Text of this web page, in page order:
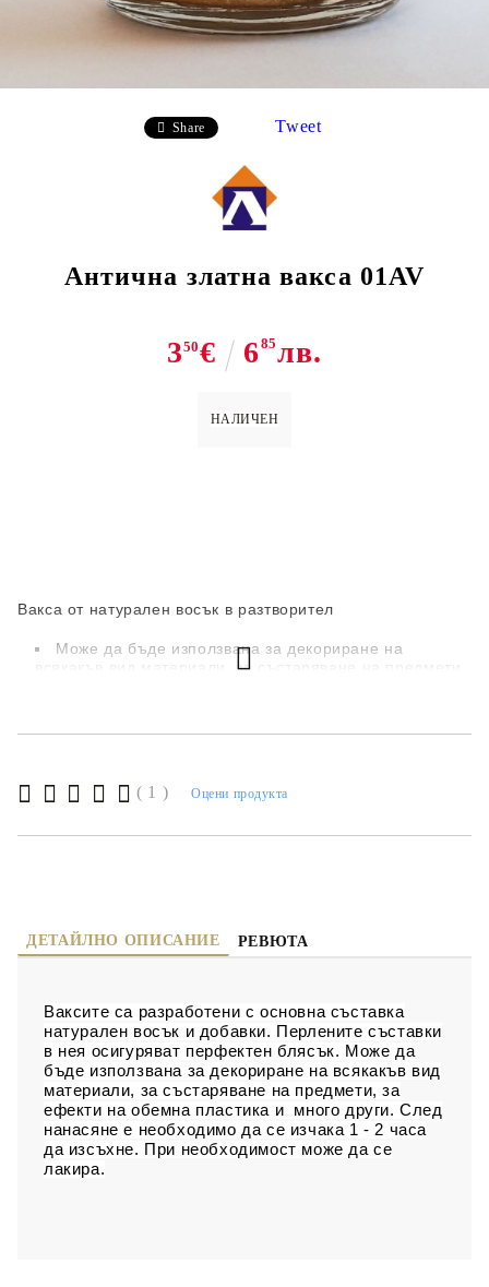
Share Tweet
Антична златна вакса 01AV
350€ 685лв.
НАЛИЧЕН
Вакса от натурален восък в разтворител
Може да бъде използвана за декориране на
всякакъв вид материали, за състаряване на предмети,
часа да изсъхне.
( 1 ) Оцени продукта
ДЕТАЙЛНО ОПИСАНИЕ РЕВЮТА
Ваксите са разработени с основна съставка
натурален восък и добавки. Перлените съставки
в нея осигуряват перфектен блясък. Може да
бъде използвана за декориране на всякакъв вид
материали, за състаряване на предмети, за
ефекти на обемна пластика и много други. След
нанасяне е необходимо да се изчака 1 - 2 часа
да изсъхне. При необходимост може да се
лакира.